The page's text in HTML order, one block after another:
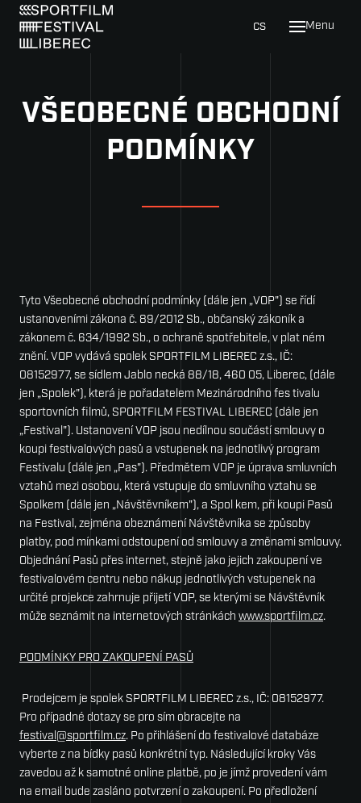
Menu
cs en
VŠEOBECNÉ OBCHODNÍ
PODMÍNKY
Tyto Všeobecné obchodní podmínky (dále jen „VOP") se řídí
ustanoveními zákona č. 89/2012 Sb., občanský zákoník a
zákonem č. 634/1992 Sb., o ochraně spotřebitele, v plat­ ném
znění. VOP vydává spolek SPORTFILM LIBEREC z.s., IČ:
08152977, se sídlem Jablo­ necká 88/18, 460 05, Liberec, (dále
jen „Spolek"), která je pořadatelem Mezinárodního fes­ tivalu
sportovních filmů, SPORTFILM FESTIVAL LIBEREC (dále jen
„Festival"). Ustanovení VOP jsou nedílnou součástí smlouvy o
koupi festivalových pasů a vstupenek na jednotlivý program
Festivalu (dále jen „Pas"). Předmětem VOP je úprava smluvních
vztahů mezi osobou, která vstupuje do smluvního vztahu se
Spolkem (dále jen „Návštěvníkem"), a Spol­ kem, při koupi Pasů
na Festival, zejména obeznámení Návštěvníka se způsoby
platby, pod­ mínkami odstoupení od smlouvy a změnami smlouvy.
Objednání Pasů přes internet, stejně jako jejich zakoupení ve
festivalovém centru nebo nákup jednotlivých vstupenek na
určité projekce zahrnuje přijetí VOP, se kterými se Návštěvník
může seznámit na internetových stránkách www.sportfilm.cz.
PODMÍNKY PRO ZAKOUPENÍ PASŮ
Prodejcem je spolek SPORTFILM LIBEREC z.s., IČ: 08152977.
Pro případné dotazy se pro­ sím obracejte na
festival@sportfilm.cz. Po přihlášení do festivalové databáze
vyberte z na­ bídky pasů konkrétní typ. Následující kroky Vás
zavedou až k samotné online platbě, po je­ jímž provedení vám
na email bude zasláno potvrzení o zakoupení. Po předložení